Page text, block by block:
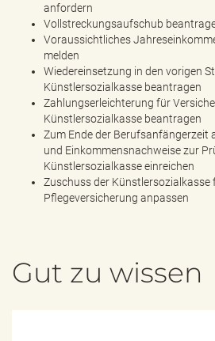
anfordern
Vollstreckungsaufschub
Voraussichtliches
melden
Wiedereinsetzung in den vorigen
Künstlersozialkasse beantragen
Zahlungserleichterung für
Künstlersozialkasse beantragen
Zum Ende der Berufsanfängerzeit
und Einkommensnachweise zur
Künstlersozialkasse einreichen
Zuschuss der Künstlersozialkasse
Pflegeversicherung anpassen
Gut zu wissen